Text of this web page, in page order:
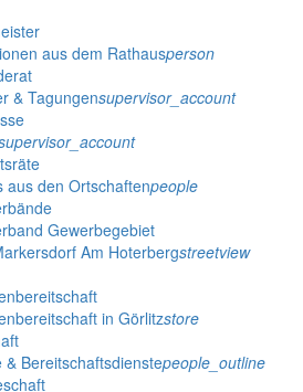
aus dem Rathausperson
& Tagungensupervisor_account
aus den Ortschaftenpeople
Gewerbegebiet
Am Hoterbergstreetview
in Görlitzstore
& Bereitschaftsdienstepeople_outline